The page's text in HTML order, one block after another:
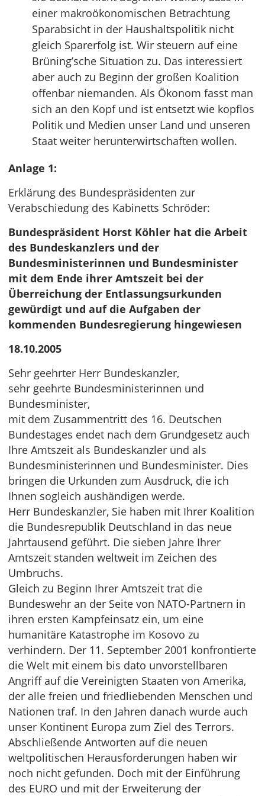
einer makroökonomischen Betrachtung
Sparabsicht in der Haushaltspolitik nicht
gleich Sparerfolg ist. Wir steuern auf eine
Brüning’sche Situation zu. Das interessiert
aber auch zu Beginn der großen Koalition
offenbar niemanden. Als Ökonom fasst man
sich an den Kopf und ist entsetzt wie kopflos
Politik und Medien unser Land und unseren
Staat weiter herunterwirtschaften wollen.
Anlage 1:
Erklärung des Bundespräsidenten zur
Verabschiedung des Kabinetts Schröder:
Bundespräsident Horst Köhler hat die Arbeit
des Bundeskanzlers und der
Bundesministerinnen und Bundesminister
mit dem Ende ihrer Amtszeit bei der
Überreichung der Entlassungsurkunden
gewürdigt und auf die Aufgaben der
kommenden Bundesregierung hingewiesen
18.10.2005
Sehr geehrter Herr Bundeskanzler,
sehr geehrte Bundesministerinnen und
Bundesminister,
mit dem Zusammentritt des 16. Deutschen
Bundestages endet nach dem Grundgesetz auch
Ihre Amtszeit als Bundeskanzler und als
Bundesministerinnen und Bundesminister. Dies
bringen die Urkunden zum Ausdruck, die ich
Ihnen sogleich aushändigen werde.
Herr Bundeskanzler, Sie haben mit Ihrer Koalition
die Bundesrepublik Deutschland in das neue
Jahrtausend geführt. Die sieben Jahre Ihrer
Amtszeit standen weltweit im Zeichen des
Umbruchs.
Gleich zu Beginn Ihrer Amtszeit trat die
Bundeswehr an der Seite von NATO-Partnern in
ihren ersten Kampfeinsatz ein, um eine
humanitäre Katastrophe im Kosovo zu
verhindern. Der 11. September 2001 konfrontierte
die Welt mit einem bis dato unvorstellbaren
Angriff auf die Vereinigten Staaten von Amerika,
der alle freien und friedliebenden Menschen und
Nationen traf. In den Jahren danach wurde auch
unser Kontinent Europa zum Ziel des Terrors.
Abschließende Antworten auf die neuen
weltpolitischen Herausforderungen haben wir
noch nicht gefunden. Doch mit der Einführung
des EURO und mit der Erweiterung der